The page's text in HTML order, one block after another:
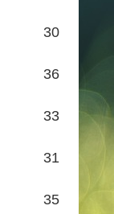
30
36
33
31
35